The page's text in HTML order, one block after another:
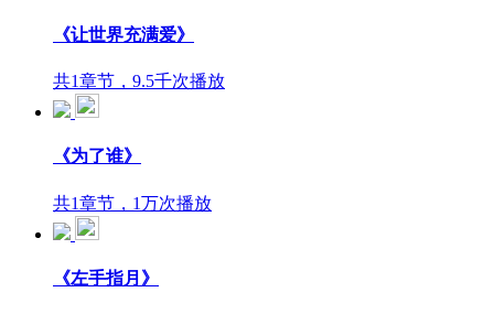
《让世界充满爱》
共1章节，9.5千次播放
《为了谁》
共1章节，1万次播放
《左手指月》